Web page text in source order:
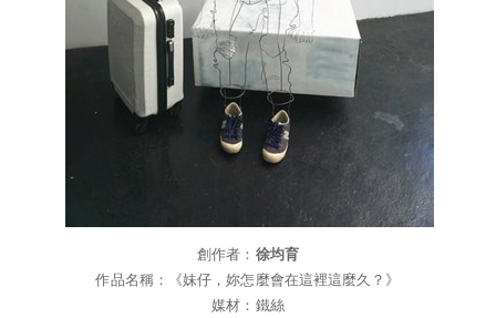
創作者： 徐均育
作品名稱：《妹仔，妳怎麼會在這裡這麼久？》
媒材：鐵絲